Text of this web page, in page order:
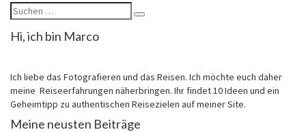
Hi, ich bin Marco
Ich liebe das Fotografieren und das Reisen. Ich möchte euch daher
meine Reiseerfahrungen näherbringen. Ihr findet 10 Ideen und ein
Geheimtipp zu authentischen Reisezielen auf meiner Site.
Meine neusten Beiträge